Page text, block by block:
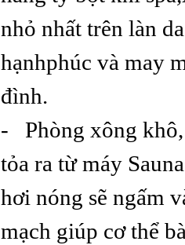
nhỏ nhất trên làn
hạnhphúc và may
đình.
- Phòng xông
tỏa ra từ máy
hơi nóng sẽ ngấm
mạch giúp cơ thể